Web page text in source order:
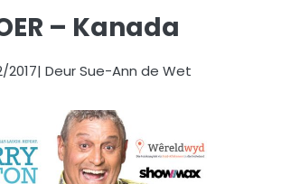
– Kanada
2017| Deur Sue-Ann de Wet